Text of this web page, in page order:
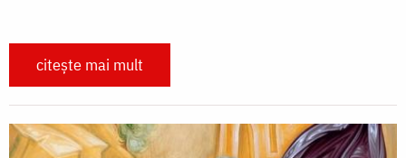
citește mai mult